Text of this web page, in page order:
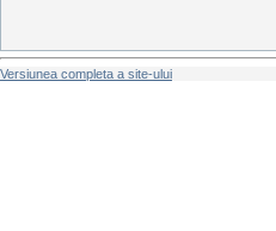
Versiunea completa a site-ului